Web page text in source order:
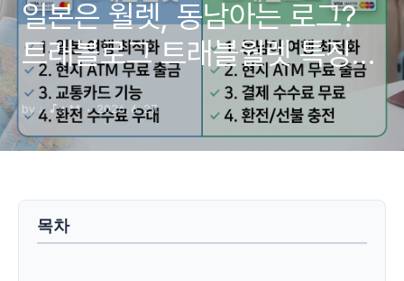
일본은 월렛, 동남아는 로그?
트래블로그 트래블월렛 특징
최종 비교
by ♩♪♬** 2026. 6. 27.
목차